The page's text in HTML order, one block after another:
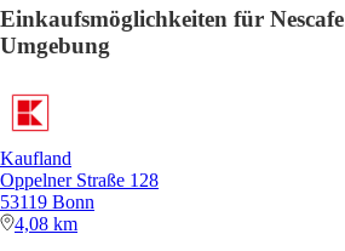
Einkaufsmöglichkeiten für
Umgebung
Kaufland
Oppelner Straße 128
53119 Bonn
4,08 km